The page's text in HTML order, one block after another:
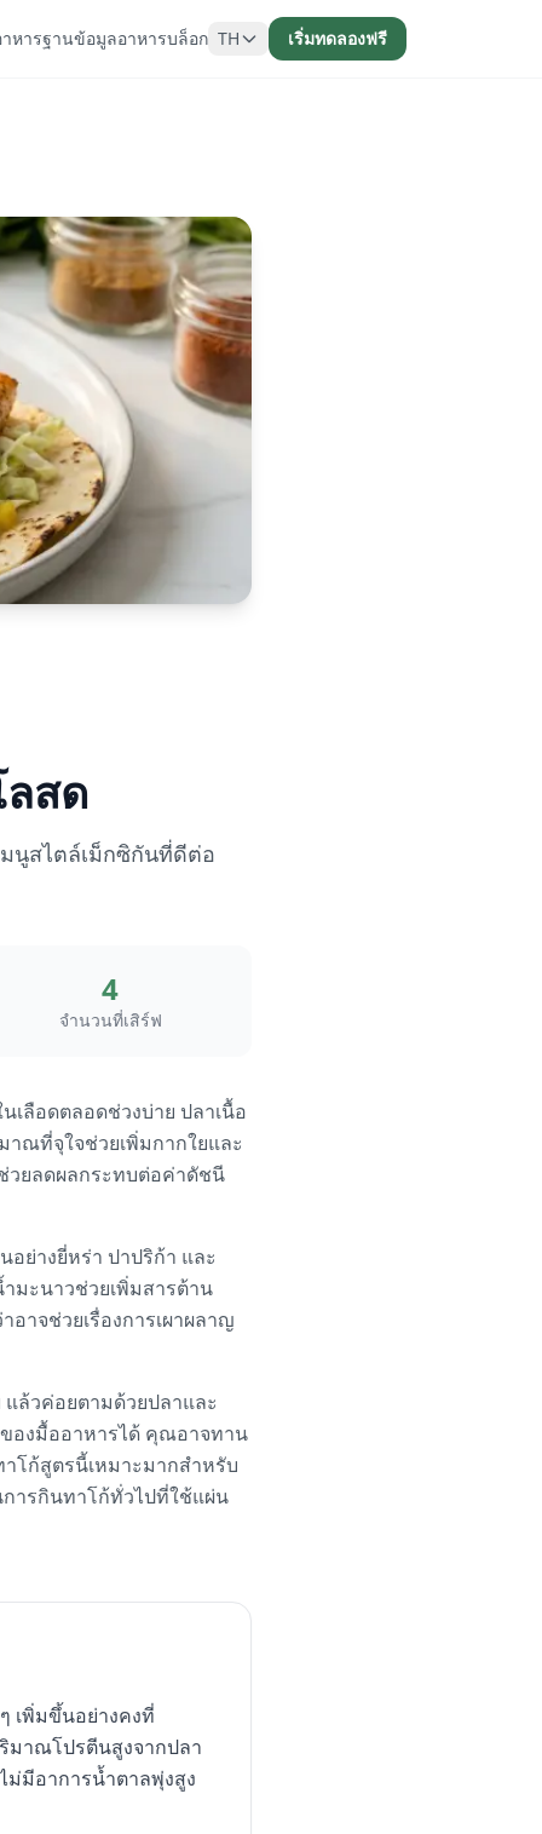
หารฐานข้อมูลอาหารบล็อก TH เริ่มทดลองฟรี
สด
นูสไตล์เม็กซิกันที่ดีต่อ
4
จำนวนที่เสิร์ฟ
ลือดตลอดช่วงบ่าย ปลาเนื้อ
ณที่จุใจช่วยเพิ่มกากใยและ
วยลดผลกระทบต่อค่าดัชนี
ย่างยี่หร่า ปาปริก้า และ
มะนาวช่วยเพิ่มสารต้าน
าจช่วยเรื่องการเผาผลาญ
ล้วค่อยตามด้วยปลาและ
องมื้ออาหารได้ คุณอาจทาน
โก้สูตรนี้เหมาะมากสำหรับ
ารกินทาโก้ทั่วไปที่ใช้แผ่น
เพิ่มขึ้นอย่างคงที่
มาณโปรตีนสูงจากปลา
ม่มีอาการน้ำตาลพุ่งสูง